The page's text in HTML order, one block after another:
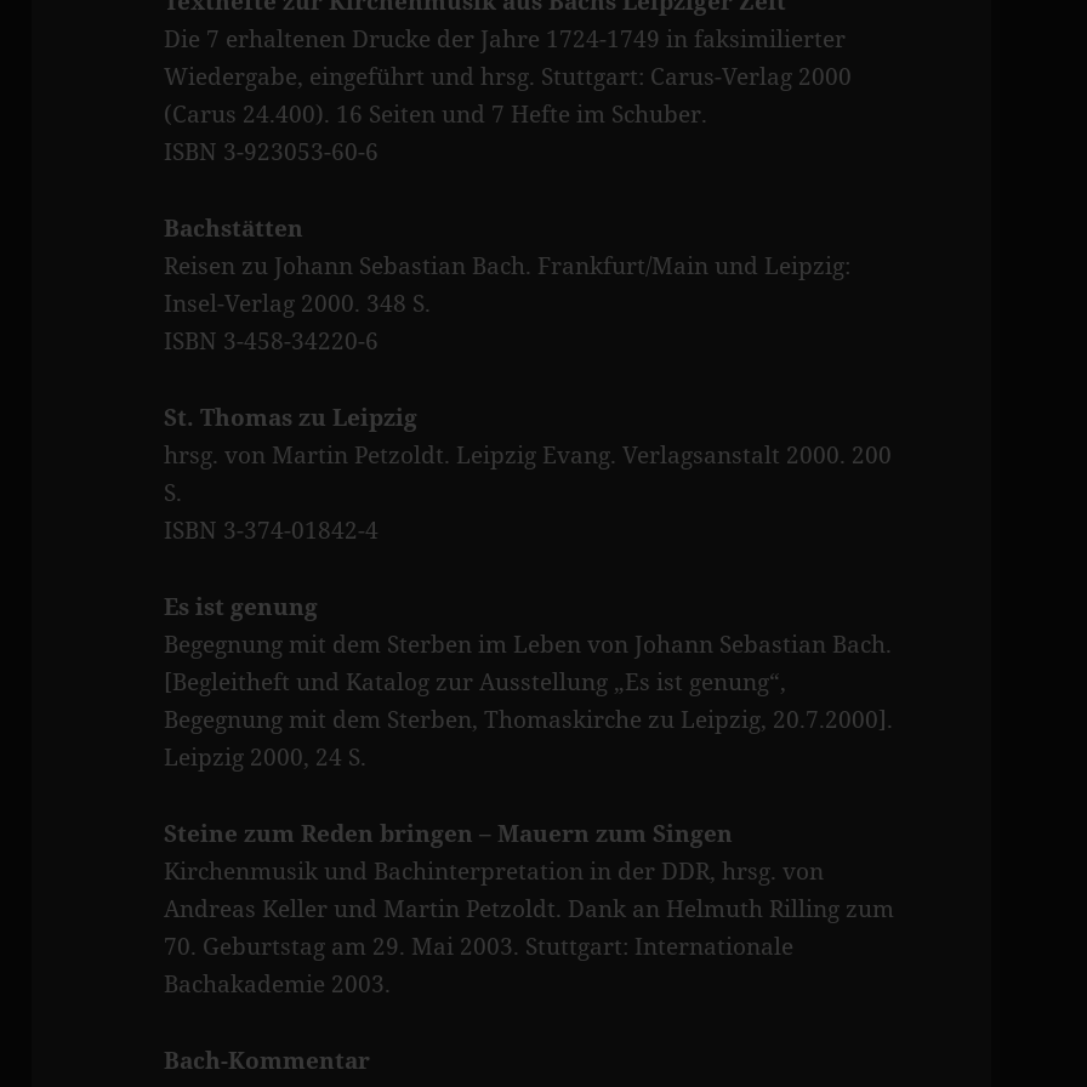
Die 7 erhaltenen Drucke der Jahre 1724-1749 in faksimilierter
Wiedergabe, eingeführt und hrsg. Stuttgart: Carus-Verlag 2000
(Carus 24.400). 16 Seiten und 7 Hefte im Schuber.
ISBN 3-923053-60-6
Bachstätten
Reisen zu Johann Sebastian Bach. Frankfurt/Main und Leipzig:
Insel-Verlag 2000. 348 S.
ISBN 3-458-34220-6
St. Thomas zu Leipzig
hrsg. von Martin Petzoldt. Leipzig Evang. Verlagsanstalt 2000. 200
S.
ISBN 3-374-01842-4
Es ist genung
Begegnung mit dem Sterben im Leben von Johann Sebastian Bach.
[Begleitheft und Katalog zur Ausstellung „Es ist genung“,
Begegnung mit dem Sterben, Thomaskirche zu Leipzig, 20.7.2000].
Leipzig 2000, 24 S.
Steine zum Reden bringen – Mauern zum Singen
Kirchenmusik und Bachinterpretation in der DDR, hrsg. von
Andreas Keller und Martin Petzoldt. Dank an Helmuth Rilling zum
70. Geburtstag am 29. Mai 2003. Stuttgart: Internationale
Bachakademie 2003.
Bach-Kommentar